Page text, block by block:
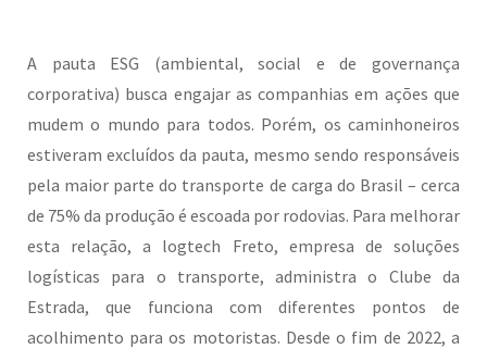
A pauta ESG (ambiental, social e de governança
corporativa) busca engajar as companhias em ações que
mudem o mundo para todos. Porém, os caminhoneiros
estiveram excluídos da pauta, mesmo sendo responsáveis
pela maior parte do transporte de carga do Brasil – cerca
de 75% da produção é escoada por rodovias. Para melhorar
esta relação, a logtech Freto, empresa de soluções
logísticas para o transporte, administra o Clube da
Estrada, que funciona com diferentes pontos de
acolhimento para os motoristas. Desde o fim de 2022, a